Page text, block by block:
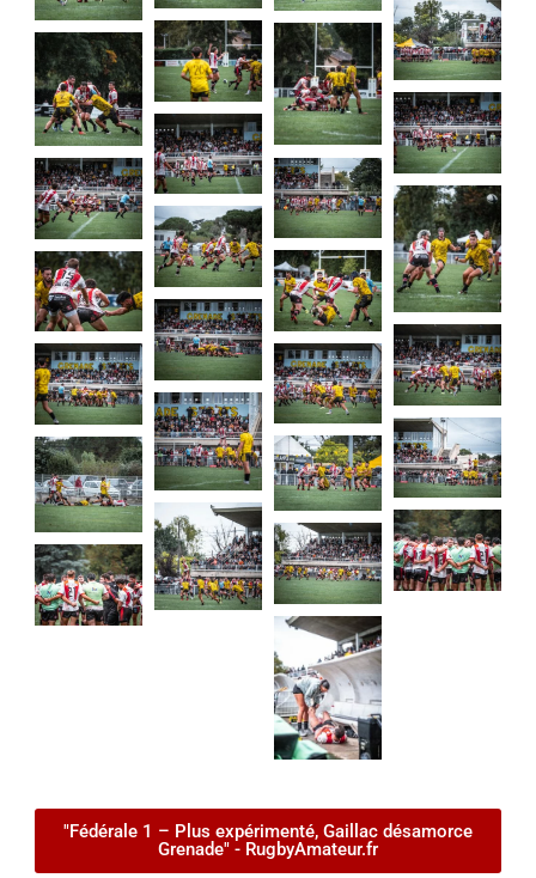
"Fédérale 1 – Plus expérimenté, Gaillac désamorce
Grenade" - RugbyAmateur.fr